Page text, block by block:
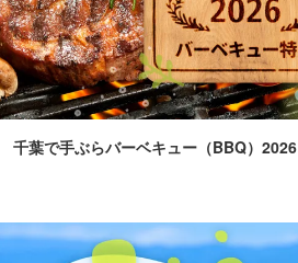
千葉で手ぶらバーベキュー（BBQ）2026